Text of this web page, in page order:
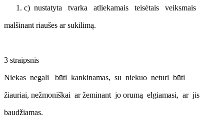
c) nustatyta tvarka atliekamais teisėtais veiksmais
malšinant riaušes ar sukilimą.
3 straipsnis
Niekas negali būti kankinamas, su niekuo neturi būti
žiauriai, nežmoniškai ar žeminant jo orumą elgiamasi, ar jis
baudžiamas.